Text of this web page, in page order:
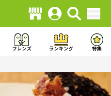
フレンズ ランキング 特集